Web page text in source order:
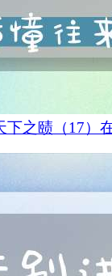
下之赜（17）